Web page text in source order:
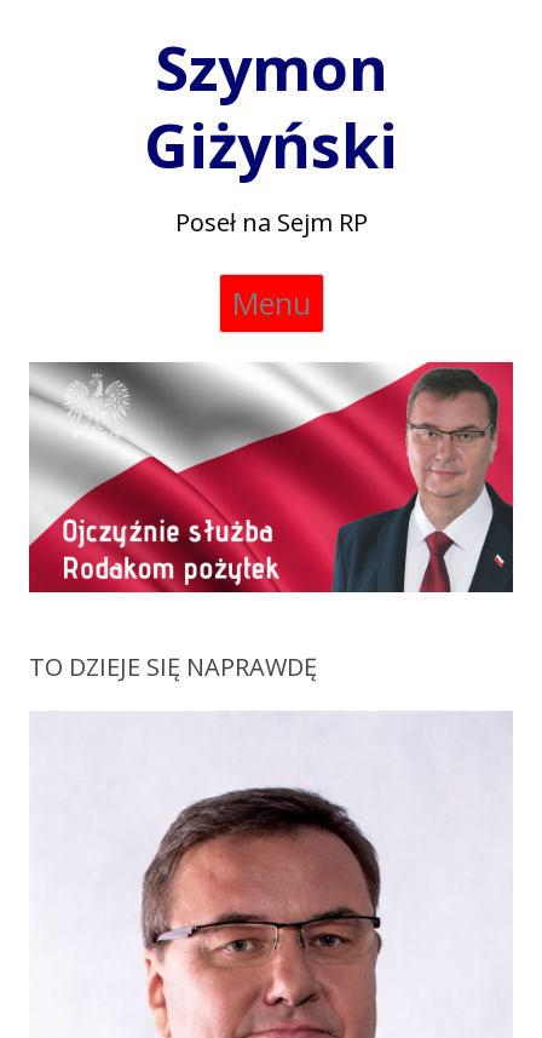
Szymon
Giżyński
Poseł na Sejm RP
Menu
Skip
TO DZIEJE SIĘ NAPRAWDĘ